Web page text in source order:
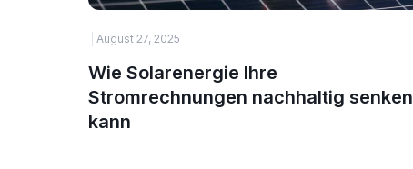
August 27, 2025
Wie Solarenergie Ihre
Stromrechnungen nachhaltig senken
kann